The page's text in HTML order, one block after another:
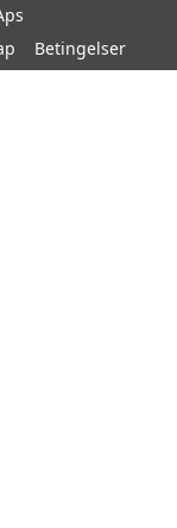
Betingelser